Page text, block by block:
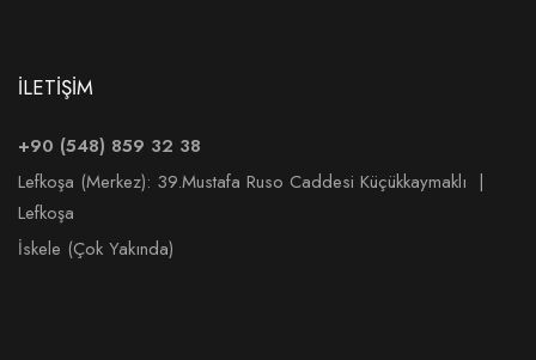
İLETİŞİM
+90 (548) 859 32 38
Lefkoşa (Merkez): 39.Mustafa Ruso Caddesi Küçükkaymaklı |
Lefkoşa
İskele (Çok Yakında)